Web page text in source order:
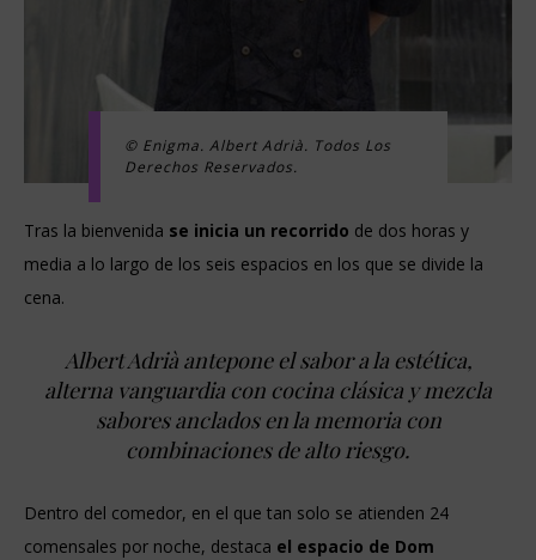
© Enigma. Albert Adrià. Todos Los
Derechos Reservados.
Tras la bienvenida se inicia un recorrido de dos horas y
media a lo largo de los seis espacios en los que se divide la
cena.
Albert Adrià antepone el sabor a la estética,
alterna vanguardia con cocina clásica y mezcla
sabores anclados en la memoria con
combinaciones de alto riesgo.
Dentro del comedor, en el que tan solo se atienden 24
comensales por noche, destaca el espacio de Dom